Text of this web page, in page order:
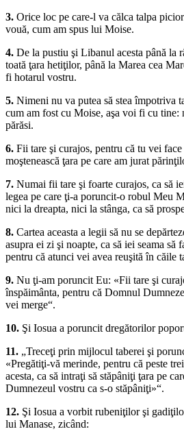
3. Orice loc pe care-l va călca talpa
vouă, cum am spus lui Moise.
4. De la pustiu şi Libanul acesta până la
toată ţara hetiţilor, până la Marea cea
fi hotarul vostru.
5. Nimeni nu va putea să stea împotriva
cum am fost cu Moise, aşa voi fi cu tine:
părăsi.
6. Fii tare şi curajos, pentru că tu vei face
moştenească ţara pe care am jurat
7. Numai fii tare şi foarte curajos, ca să
legea pe care ţi-a poruncit-o robul Meu
nici la dreapta, nici la stânga, ca să
8. Cartea aceasta a legii să nu se
asupra ei zi şi noapte, ca să iei seama să
pentru că atunci vei avea reuşită în căile
9. Nu ţi-am poruncit Eu: «Fii tare şi
înspăimânta, pentru că Domnul
vei merge“.
10. Şi Iosua a poruncit dregătorilor
11. „Treceţi prin mijlocul taberei şi
«Pregătiţi-vă merinde, pentru că peste
acesta, ca să intraţi să stăpâniţi ţara pe
Dumnezeul vostru ca s-o stăpâniţi»“.
12. Şi Iosua a vorbit rubeniţilor şi
lui Manase, zicând: